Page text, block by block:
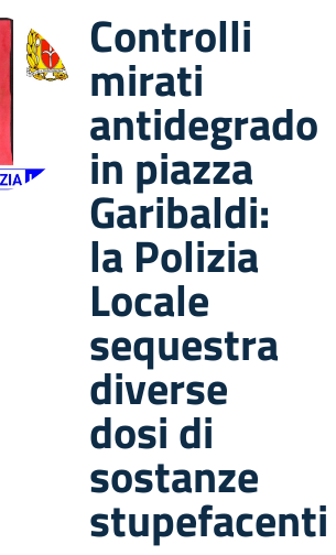
Controlli
mirati
antidegrado
in piazza
Garibaldi:
la Polizia
Locale
sequestra
diverse
dosi di
sostanze
stupefacenti